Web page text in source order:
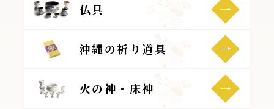
仏具
沖縄の祈り道具
火の神・床神